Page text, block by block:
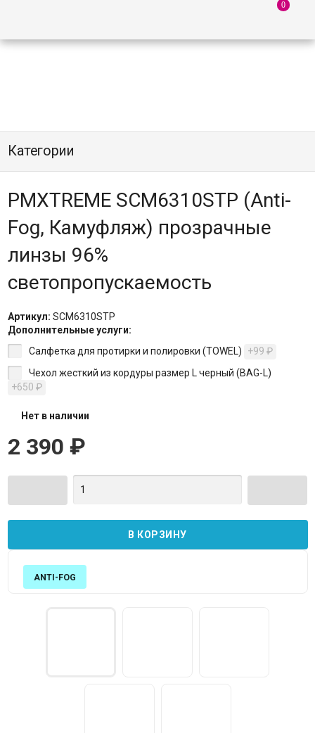
Категории
PMXTREME SCM6310STP (Anti-
Fog, Камуфляж) прозрачные
линзы 96%
светопропускаемость
Артикул: SCM6310STP
Дополнительные услуги:
Салфетка для протирки и полировки (TOWEL)
+99 ₽
Чехол жесткий из кордуры размер L черный (BAG-L)
+650 ₽
Нет в наличии
2 390 ₽
ANTI-FOG